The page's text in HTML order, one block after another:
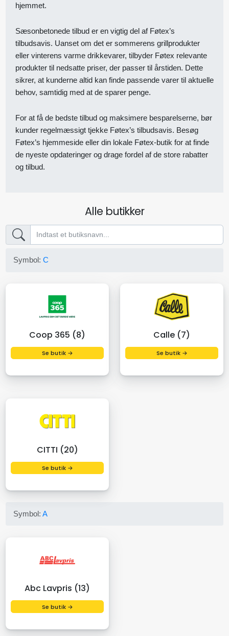
hjemmet.
Sæsonbetonede tilbud er en vigtig del af Føtex’s
tilbudsavis. Uanset om det er sommerens grillprodukter
eller vinterens varme drikkevarer, tilbyder Føtex relevante
produkter til nedsatte priser, der passer til årstiden. Dette
sikrer, at kunderne altid kan finde passende varer til aktuelle
behov, samtidig med at de sparer penge.
For at få de bedste tilbud og maksimere besparelserne, bør
kunder regelmæssigt tjekke Føtex’s tilbudsavis. Besøg
Føtex’s hjemmeside eller din lokale Føtex-butik for at finde
de nyeste opdateringer og drage fordel af de store rabatter
og tilbud.
Alle butikker
Symbol:C
Coop 365 (8)
Se butik →
Calle (7)
Se butik →
CITTI (20)
Se butik →
Symbol:A
Abc Lavpris (13)
Se butik →